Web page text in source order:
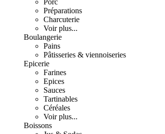
Porc
Préparations
Charcuterie
Voir plus...
Boulangerie
Pains
Pâtisseries & viennoiseries
Epicerie
Farines
Epices
Sauces
Tartinables
Céréales
Voir plus...
Boissons